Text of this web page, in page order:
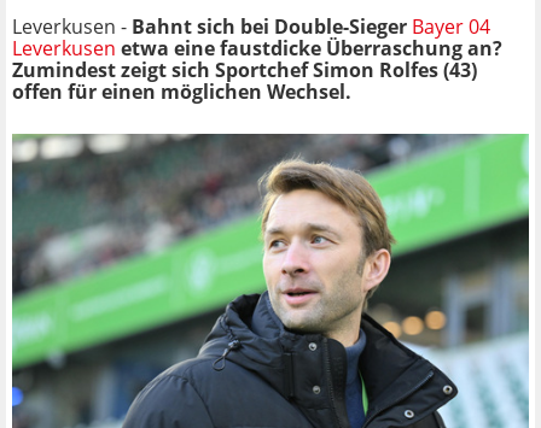
Leverkusen - Bahnt sich bei Double-Sieger Bayer 04
Leverkusen etwa eine faustdicke Überraschung an?
Zumindest zeigt sich Sportchef Simon Rolfes (43)
offen für einen möglichen Wechsel.